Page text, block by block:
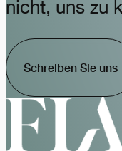
nicht, uns zu
Schreiben Sie uns